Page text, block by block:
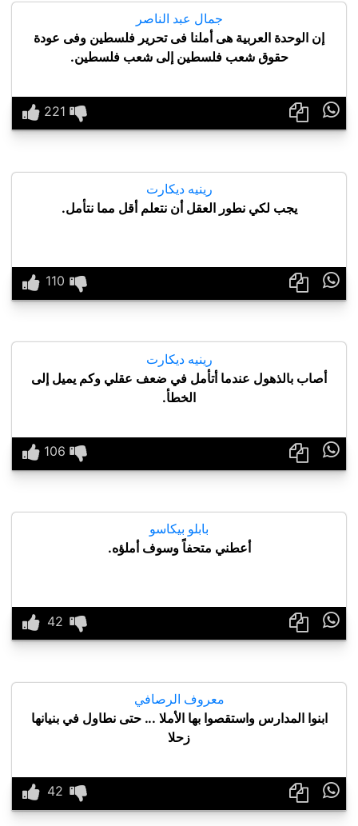
جمال عبد الناصر
إن الوحدة العربية هى أملنا فى تحرير فلسطين وفى عودة
حقوق شعب فلسطين إلى شعب فلسطين.

رينيه ديكارت
يجب لكي نطور العقل أن نتعلم أقل مما نتأمل.

رينيه ديكارت
أصاب بالذهول عندما أتأمل في ضعف عقلي وكم يميل إلى
الخطأ.

بابلو بيكاسو
أعطني متحفاً وسوف أملؤه.

معروف الرصافي
ابنوا المدارس واستقصوا بها الأملا ... حتى نطاول في بنيانها
زحلا
